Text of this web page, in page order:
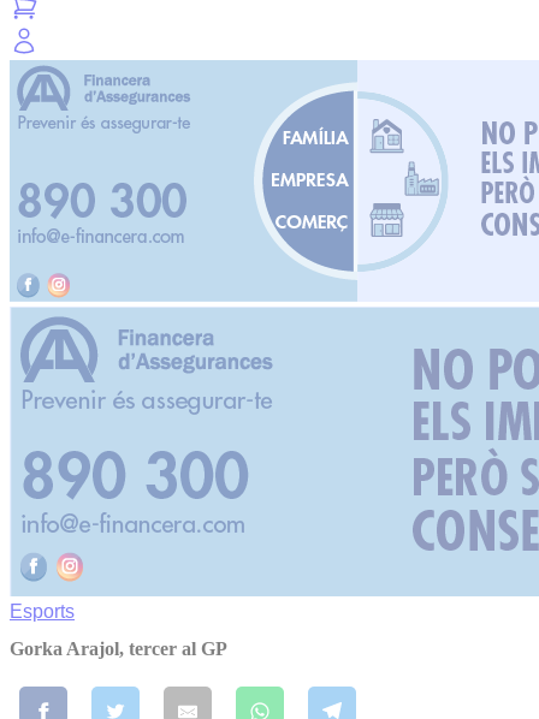
Esports
Gorka Arajol, tercer al GP